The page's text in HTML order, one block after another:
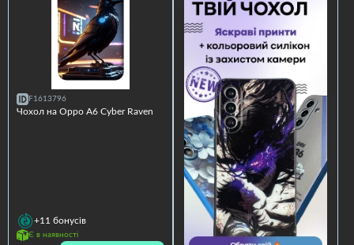
F1613796
Чохол на Oppo A6 Cyber Raven
+11 бонусів
Є в наявності